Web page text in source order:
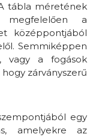
tábla méretének
a
középpontjából
Semmiképpen
vagy a fogások
zárványszerű
egy
amelyekre az